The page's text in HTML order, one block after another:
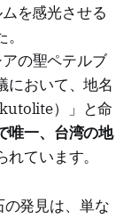
を感光させる
の聖ペテルブ
において、地名
）」と命
唯一、台湾の地
れています。
発見は、単な